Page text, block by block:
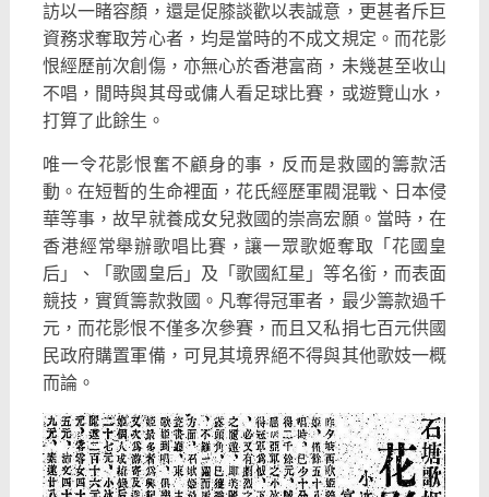
訪以一睹容顏，還是促膝談歡以表誠意，更甚者斥巨
資務求奪取芳心者，均是當時的不成文規定。而花影
恨經歷前次創傷，亦無心於香港富商，未幾甚至收山
不唱，閒時與其母或傭人看足球比賽，或遊覽山水，
打算了此餘生。
唯一令花影恨奮不顧身的事，反而是救國的籌款活
動。在短暫的生命裡面，花氏經歷軍閥混戰、日本侵
華等事，故早就養成女兒救國的崇高宏願。當時，在
香港經常舉辦歌唱比賽，讓一眾歌姬奪取「花國皇
后」、「歌國皇后」及「歌國紅星」等名銜，而表面
競技，實質籌款救國。凡奪得冠軍者，最少籌款過千
元，而花影恨不僅多次參賽，而且又私捐七百元供國
民政府購置軍備，可見其境界絕不得與其他歌妓一概
而論。